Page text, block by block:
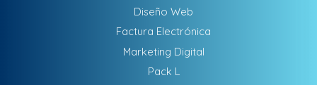
Diseño Web
Factura Electrónica
Marketing Digital
Pack L